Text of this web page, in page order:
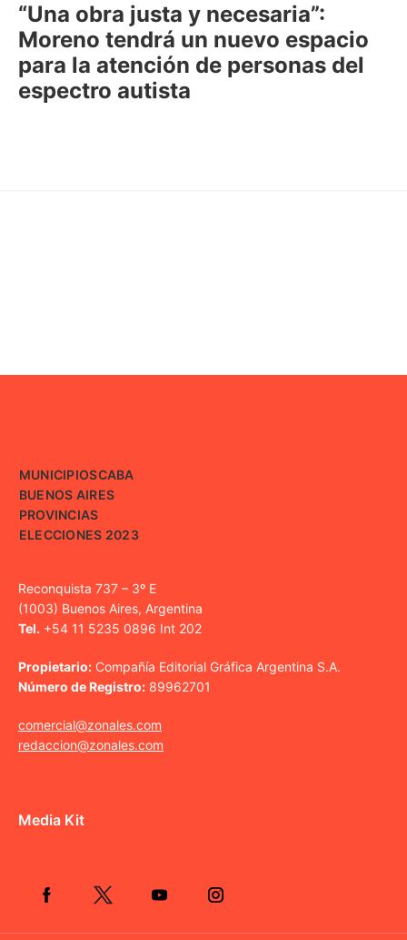
“Una obra justa y necesaria”:
Moreno tendrá un nuevo espacio
para la atención de personas del
espectro autista
MUNICIPIOSCABA
BUENOS AIRES
PROVINCIAS
ELECCIONES 2023
Reconquista 737 – 3º E
(1003) Buenos Aires, Argentina
Tel. +54 11 5235 0896 Int 202
Propietario: Compañía Editorial Gráfica Argentina S.A.
Número de Registro: 89962701
comercial@zonales.com
redaccion@zonales.com
Media Kit